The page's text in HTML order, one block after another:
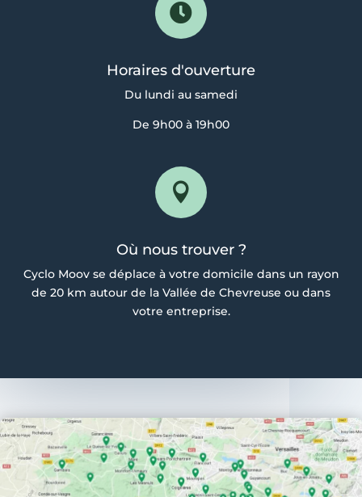

Horaires d'ouverture
Du lundi au samedi
De 9h00 à 19h00

Où nous trouver ?
Cyclo Moov se déplace à votre domicile dans un rayon
de 20 km autour de la Vallée de Chevreuse ou dans
votre entreprise.